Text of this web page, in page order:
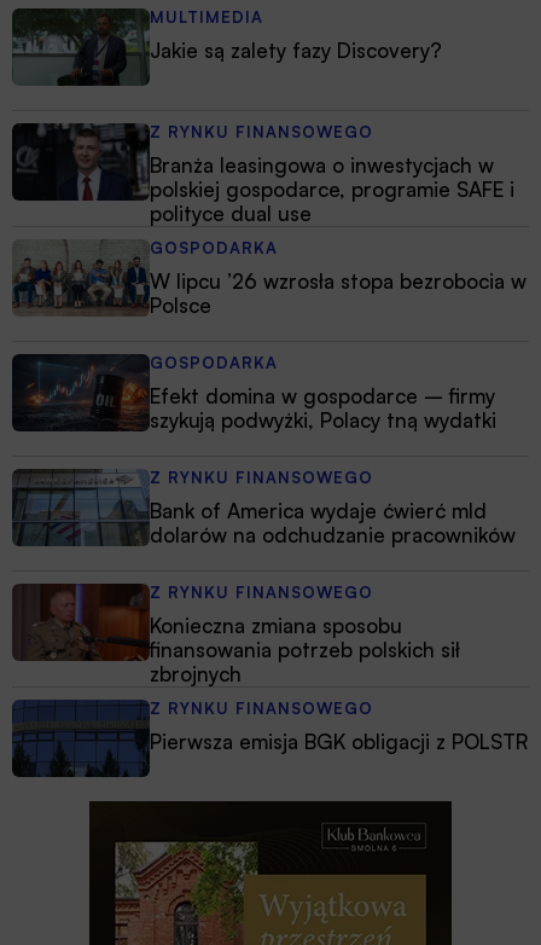
MULTIMEDIA
Jakie są zalety fazy Discovery?
Z RYNKU FINANSOWEGO
Branża leasingowa o inwestycjach w
polskiej gospodarce, programie SAFE i
polityce dual use
GOSPODARKA
W lipcu ’26 wzrosła stopa bezrobocia w
Polsce
GOSPODARKA
Efekt domina w gospodarce – firmy
szykują podwyżki, Polacy tną wydatki
Z RYNKU FINANSOWEGO
Bank of America wydaje ćwierć mld
dolarów na odchudzanie pracowników
Z RYNKU FINANSOWEGO
Konieczna zmiana sposobu
finansowania potrzeb polskich sił
zbrojnych
Z RYNKU FINANSOWEGO
Pierwsza emisja BGK obligacji z POLSTR